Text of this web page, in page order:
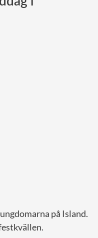
på Island.